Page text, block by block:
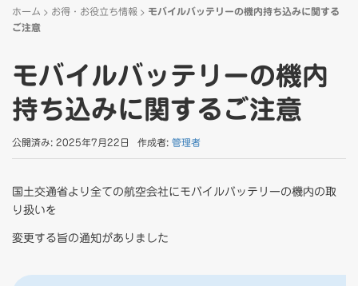
ホーム > お得・お役立ち情報 > モバイルバッテリーの機内持ち込みに関する
ご注意
モバイルバッテリーの機内
持ち込みに関するご注意
公開済み: 2025年7月22日 作成者: 管理者
国土交通省より全ての航空会社にモバイルバッテリーの機内の取
り扱いを
変更する旨の通知がありました